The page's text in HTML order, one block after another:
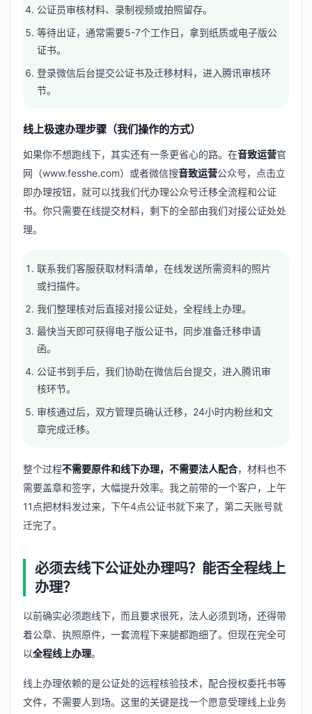
公证员审核材料、录制视频或拍照留存。
等待出证，通常需要5-7个工作日，拿到纸质或电子版公
证书。
登录微信后台提交公证书及迁移材料，进入腾讯审核环
节。
线上极速办理步骤（我们操作的方式）
如果你不想跑线下，其实还有一条更省心的路。在音致运营官
网（www.fesshe.com）或者微信搜音致运营公众号，点击立
即办理按钮，就可以找我们代办理公众号迁移全流程和公证
书。你只需要在线提交材料，剩下的全部由我们对接公证处处
理。
联系我们客服获取材料清单，在线发送所需资料的照片
或扫描件。
我们整理核对后直接对接公证处，全程线上办理。
最快当天即可获得电子版公证书，同步准备迁移申请
函。
公证书到手后，我们协助在微信后台提交，进入腾讯审
核环节。
审核通过后，双方管理员确认迁移，24小时内粉丝和文
章完成迁移。
整个过程不需要原件和线下办理，不需要法人配合，材料也不
需要盖章和签字，大幅提升效率。我之前带的一个客户，上午
11点把材料发过来，下午4点公证书就下来了，第二天账号就
迁完了。
必须去线下公证处办理吗？能否全程线上
办理？
以前确实必须跑线下，而且要求很死，法人必须到场，还得带
着公章、执照原件，一套流程下来腿都跑细了。但现在完全可
以全程线上办理。
线上办理依赖的是公证处的远程核验技术，配合授权委托书等
文件，不需要人到场。这里的关键是找一个愿意受理线上业务